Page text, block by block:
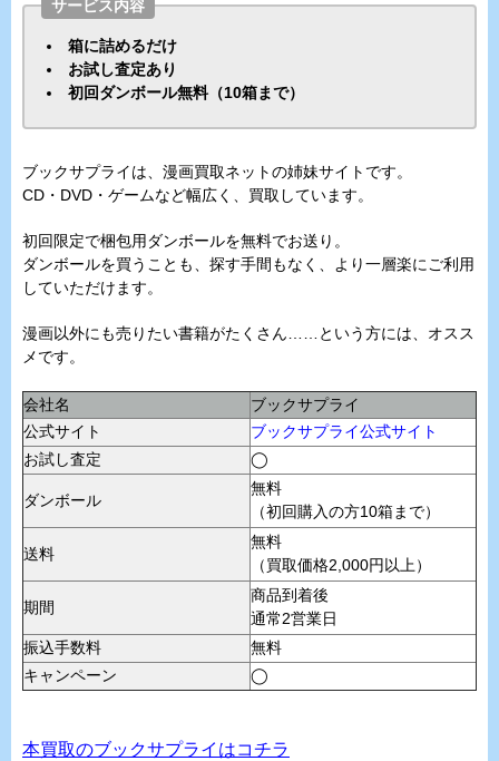
サービス内容
箱に詰めるだけ
お試し査定あり
初回ダンボール無料（10箱まで）
ブックサプライは、漫画買取ネットの姉妹サイトです。
CD・DVD・ゲームなど幅広く、買取しています。
初回限定で梱包用ダンボールを無料でお送り。
ダンボールを買うことも、探す手間もなく、より一層楽にご利用
していただけます。
漫画以外にも売りたい書籍がたくさん……という方には、オスス
メです。
会社名
ブックサプライ
公式サイト
ブックサプライ公式サイト
お試し査定
◯
ダンボール
無料
（初回購入の方10箱まで）
送料
無料
（買取価格2,000円以上）
期間
商品到着後
通常2営業日
振込手数料
無料
キャンペーン
◯
本買取のブックサプライはコチラ